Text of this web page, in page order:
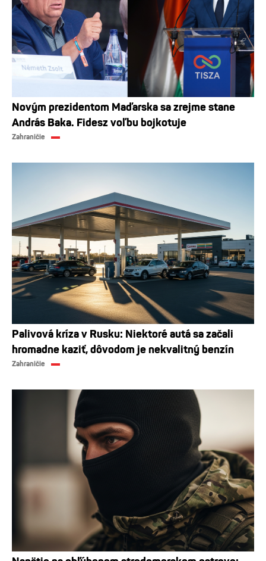
Novým prezidentom Maďarska sa zrejme stane
András Baka. Fidesz voľbu bojkotuje
Zahraničie
Palivová kríza v Rusku: Niektoré autá sa začali
hromadne kaziť, dôvodom je nekvalitný benzín
Zahraničie